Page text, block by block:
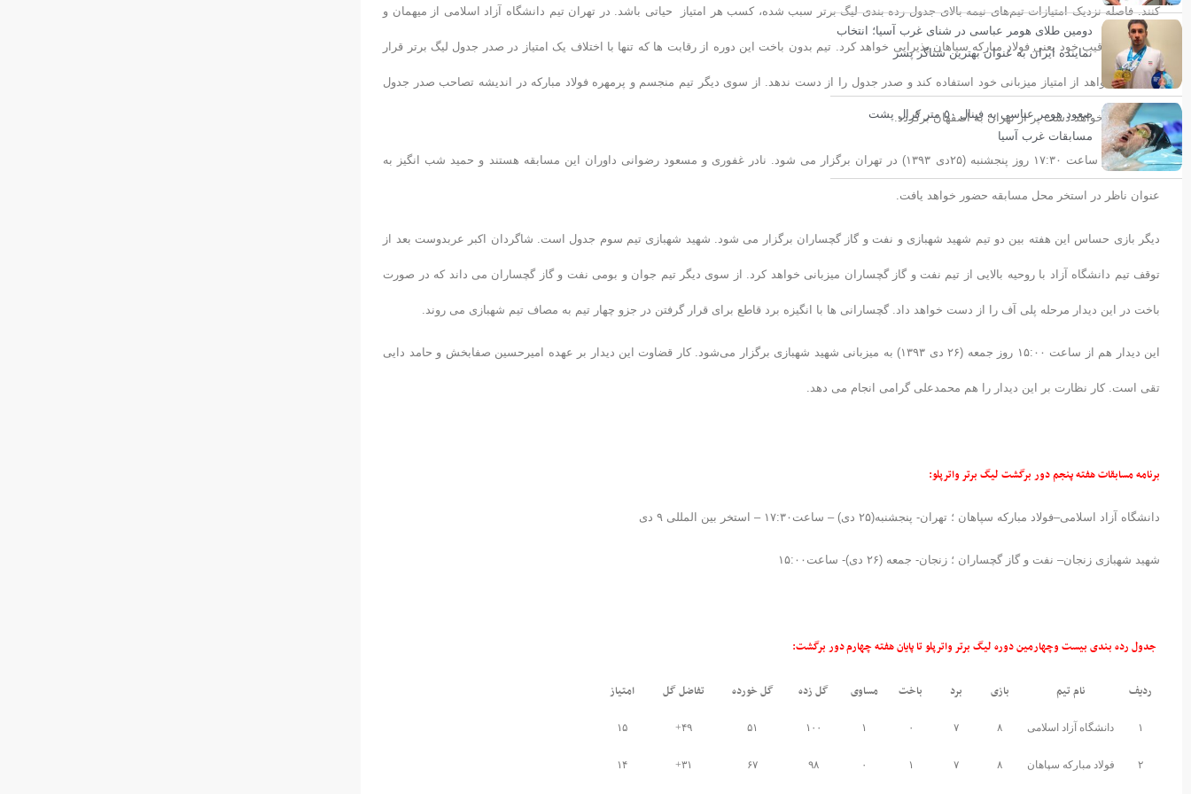
کنند. فاصله نزدیک امتیازات تیم‌های نیمه بالای جدول رده بندی لیگ بر‌تر سبب شده، کسب هر امتیاز حیاتی باشد. در تهران تیم دانشگاه آزاد اسلامی از میهمان و
جدی ترین رقیب خود یعنی فولاد مبارکه سپاهان پذیرایی خواهد کرد. تیم بدون باخت این دوره از رقابت ها که تنها با اختلاف یک امتیاز در صدر جدول لیگ برتر قرار
دارد، می خواهد از امتیاز میزبانی خود استفاده کند و صدر جدول را از دست ندهد. از سوی دیگر تیم منجسم و پرمهره فولاد مبارکه در اندیشه تصاحب صدر جدول
است و می خواهد دست پر از تهران به اصفهان برگردد.
این دیدار از ساعت ۱۷:۳۰ روز پنجشنبه (۲۵دی ۱۳۹۳) در تهران برگزار می شود. نادر غفوری و مسعود رضوانی داوران این مسابقه هستند و حمید شب انگیز به
عنوان ناظر در استخر محل مسابقه حضور خواهد یافت.
دیگر بازی حساس این هفته بین دو تیم شهید شهبازی و نفت و گاز گچساران برگزار می شود. شهید شهبازی تیم سوم جدول است. شاگردان اکبر عربدوست بعد از
توقف تیم دانشگاه آزاد با روحیه بالایی از تیم نفت و گاز گچساران میزبانی خواهد کرد. از سوی دیگر تیم جوان و بومی نفت و گاز گچساران می داند که در صورت
باخت در این دیدار مرحله پلی آف را از دست خواهد داد. گچسارانی ها با انگیزه برد قاطع برای قرار گرفتن در جزو چهار تیم به مصاف تیم شهبازی می روند.
این دیدار هم از ساعت ۱۵:۰۰ روز جمعه (۲۶ دی ۱۳۹۳) به میزبانی شهید شهبازی برگزار می‌شود. کار قضاوت این دیدار بر عهده امیرحسین صفابخش و حامد دایی
تقی است. کار نظارت بر این دیدار را هم محمدعلی گرامی انجام می دهد.
برنامه مسابقات هفته پنجم دور برگشت لیگ برتر واترپلو:
دانشگاه آزاد اسلامی–فولاد مبارکه سپاهان ؛ تهران- پنجشنبه(۲۵ دی) – ساعت۱۷:۳۰ – استخر بین المللی ۹ دی
شهید شهبازی زنجان– نفت و گاز گچساران ؛ زنجان- جمعه (۲۶ دی)- ساعت۱۵:۰۰
جدول رده بندی بیست وچهارمین دوره لیگ برتر واترپلو تا پایان هفته چهارم دور برگشت:
ردیف نام تیم بازی برد باخت مساوی گل زده گل خورده تفاضل گل امتیاز
۱ دانشگاه آزاد اسلامی ۸ ۷ ۰ ۱ ۱۰۰ ۵۱ ۴۹+ ۱۵
۲ فولاد مبارکه سپاهان ۸ ۷ ۱ ۰ ۹۸ ۶۷ ۳۱+ ۱۴
دومین طلای هومر عباسی در شنای غرب آسیا؛ انتخاب
نماینده ایران به عنوان بهترین شناگر پسر
صعود هومر عباسی به فینال ۵۰ متر کرال پشت
مسابقات غرب آسیا